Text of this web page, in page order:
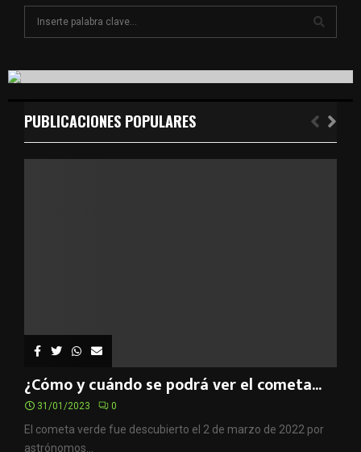
c
f
E
A
PUBLICACIONES POPULARES
¿Cómo y cuándo se podrá ver el cometa...
31/01/2023 0
El cometa verde fue descubierto el 2 de marzo de 2022 por
astrónomos...